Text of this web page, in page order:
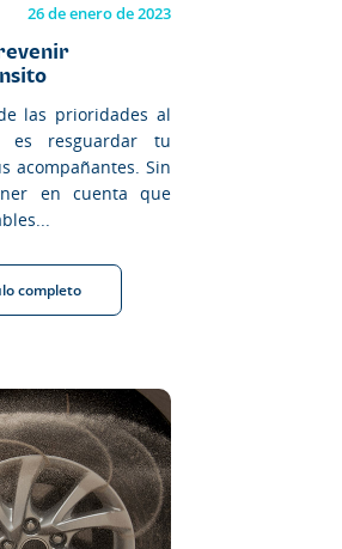
26 de enero de 2023
las prioridades al
es resguardar tu
acompañantes. Sin
en cuenta que
completo